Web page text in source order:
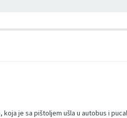
je sa pištoljem ušla u autobus i